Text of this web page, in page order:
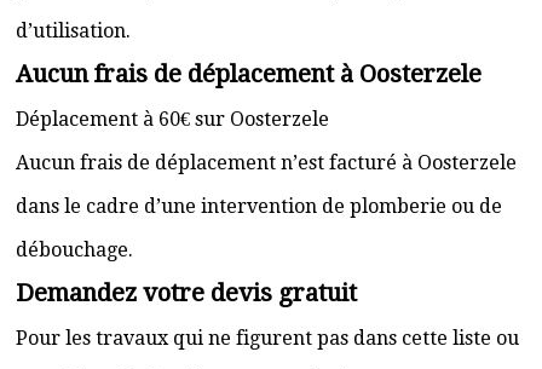
d’utilisation.
Aucun frais de déplacement à Oosterzele
Déplacement à 60€ sur Oosterzele
Aucun frais de déplacement n’est facturé à Oosterzele
dans le cadre d’une intervention de plomberie ou de
débouchage.
Demandez votre devis gratuit
Pour les travaux qui ne figurent pas dans cette liste ou